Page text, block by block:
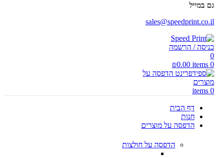
גם במייל
sales@speedprint.co.il
כניסה / הרשמה
0
0
items
₪0.00
0
items
דף הבית
חנות
הדפסה על מוצרים
הדפסה על חולצות